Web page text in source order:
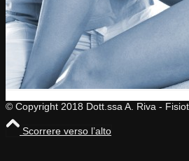
© Copyright 2018 Dott.ssa A. Riva -
Scorrere verso l’alto